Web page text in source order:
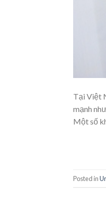
Tại Việt
mạnh
Một số
Posted in